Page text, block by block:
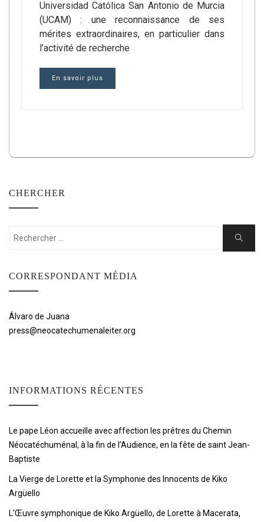
Universidad Católica San Antonio de Murcia
(UCAM) : une reconnaissance de ses
mérites extraordinaires, en particulier dans
l’activité de recherche
En savoir plus
CHERCHER
Rechercher:
Chercher
CORRESPONDANT MÉDIA
Álvaro de Juana
press@neocatechumenaleiter.org
INFORMATIONS RÉCENTES
Le pape Léon accueille avec affection les prêtres du Chemin
Néocatéchuménal, à la fin de l’Audience, en la fête de saint Jean-
Baptiste
La Vierge de Lorette et la Symphonie des Innocents de Kiko
Argüello
L’Œuvre symphonique de Kiko Argüello, de Lorette à Macerata,